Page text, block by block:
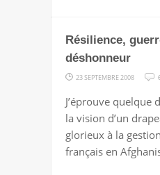
Résilience,
déshonneur
23 SEPTEMBRE 2008
J’éprouve quelque
la vision d’un
glorieux à la
français en